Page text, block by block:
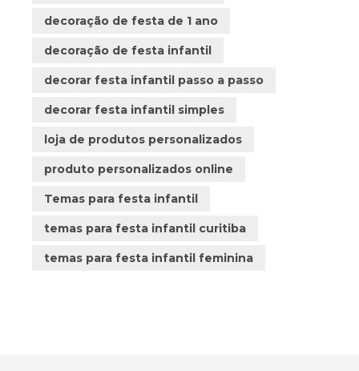
decoração de festa de 1 ano
decoração de festa infantil
decorar festa infantil passo a passo
decorar festa infantil simples
loja de produtos personalizados
produto personalizados online
Temas para festa infantil
temas para festa infantil curitiba
temas para festa infantil feminina